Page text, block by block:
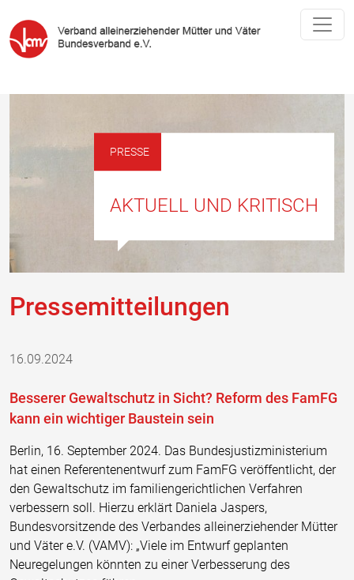
PRESSE
AKTUELL UND KRITISCH
Pressemitteilungen
16.09.2024
Besserer Gewaltschutz in Sicht? Reform des FamFG
kann ein wichtiger Baustein sein
Berlin, 16. September 2024. Das Bundesjustizministerium
hat einen Referentenentwurf zum FamFG veröffentlicht, der
den Gewaltschutz im familiengerichtlichen Verfahren
verbessern soll. Hierzu erklärt Daniela Jaspers,
Bundesvorsitzende des Verbandes alleinerziehender Mütter
und Väter e.V. (VAMV): „Viele im Entwurf geplanten
Neuregelungen könnten zu einer Verbesserung des